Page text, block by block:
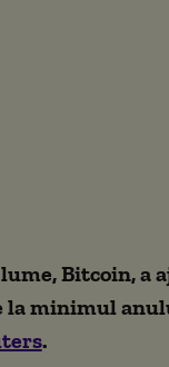
Bitcoin, a
la minimul
.